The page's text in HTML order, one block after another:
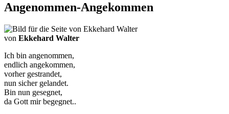
Angenommen-Angekommen
von Ekkehard Walter
Ich bin angenommen,
endlich angekommen,
vorher gestrandet,
nun sicher gelandet.
Bin nun gesegnet,
da Gott mir begegnet..